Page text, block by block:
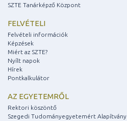
SZTE Tanárképző Központ
FELVÉTELI
Felvételi információk
Képzések
Miért az SZTE?
Nyílt napok
Hírek
Pontkalkulátor
AZ EGYETEMRŐL
Rektori köszöntő
Szegedi Tudományegyetemért Alapítvány